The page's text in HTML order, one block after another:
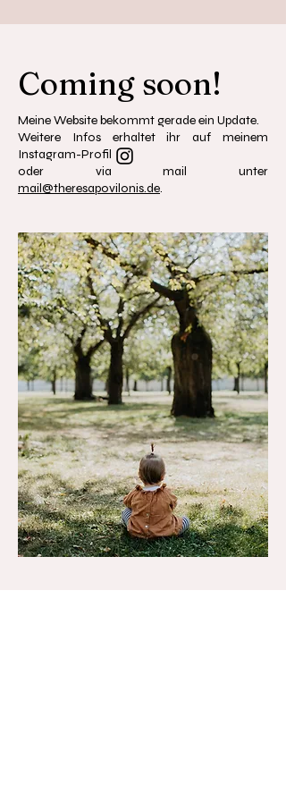
Coming soon!
Meine Website bekommt gerade ein Update.
Weitere Infos erhaltet ihr auf meinem
Instagram-Profil
oder via mail unter
mail@theresapovilonis.de.